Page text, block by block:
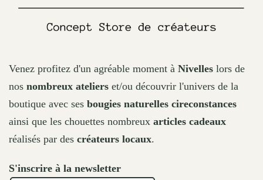
page
Venez profitez d'un agréable moment à Nivelles lors de
nos nombreux ateliers et/ou découvrir l'univers de la
boutique avec ses bougies naturelles cireconstances
ainsi que les chouettes nombreux articles cadeaux
réalisés par des créateurs locaux.
S'inscrire à la newsletter